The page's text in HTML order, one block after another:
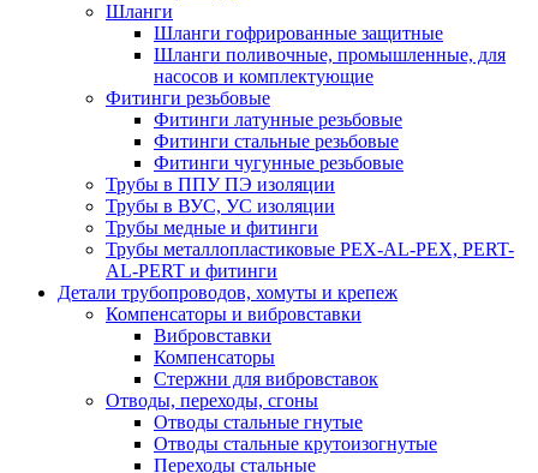
Шланги
Шланги гофрированные защитные
Шланги поливочные, промышленные, для
насосов и комплектующие
Фитинги резьбовые
Фитинги латунные резьбовые
Фитинги стальные резьбовые
Фитинги чугунные резьбовые
Трубы в ППУ ПЭ изоляции
Трубы в ВУС, УС изоляции
Трубы медные и фитинги
Трубы металлопластиковые PEX-AL-PEX, PERT-
AL-PERT и фитинги
Детали трубопроводов, хомуты и крепеж
Компенсаторы и вибровставки
Вибровставки
Компенсаторы
Стержни для вибровставок
Отводы, переходы, сгоны
Отводы стальные гнутые
Отводы стальные крутоизогнутые
Переходы стальные